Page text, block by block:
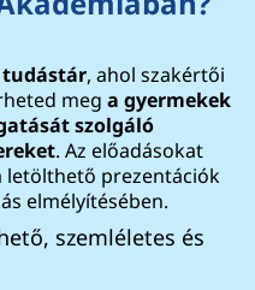
, ahol szakértői
meg a gyermekek
szolgáló
. Az előadásokat
letölthető prezentációk
elmélyítésében.
szemléletes és